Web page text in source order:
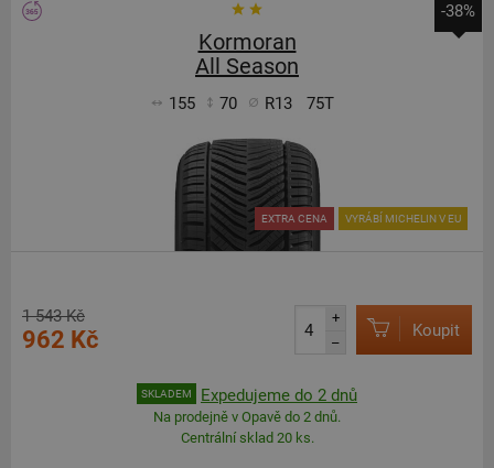
-38%
Kormoran
All Season
155 70 R13 75T
EXTRA CENA VYRÁBÍ MICHELIN V EU
1 543 Kč
962 Kč
+
–
Koupit
SKLADEM Expedujeme do 2 dnů
Na prodejně v Opavě do 2 dnů.
Centrální sklad 20 ks.